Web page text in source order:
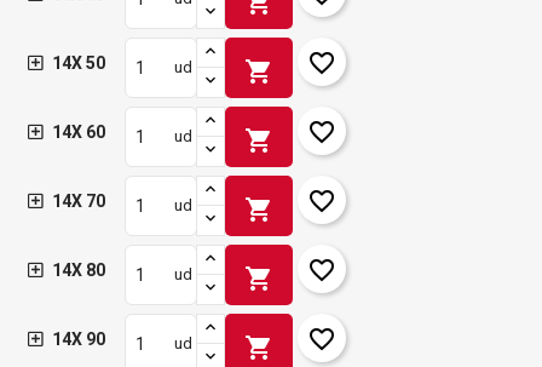
14X 50 ud shopping_cart favorite_border
14X 60 ud shopping_cart favorite_border
14X 70 ud shopping_cart favorite_border
14X 80 ud shopping_cart favorite_border
14X 90 ud shopping_cart favorite_border